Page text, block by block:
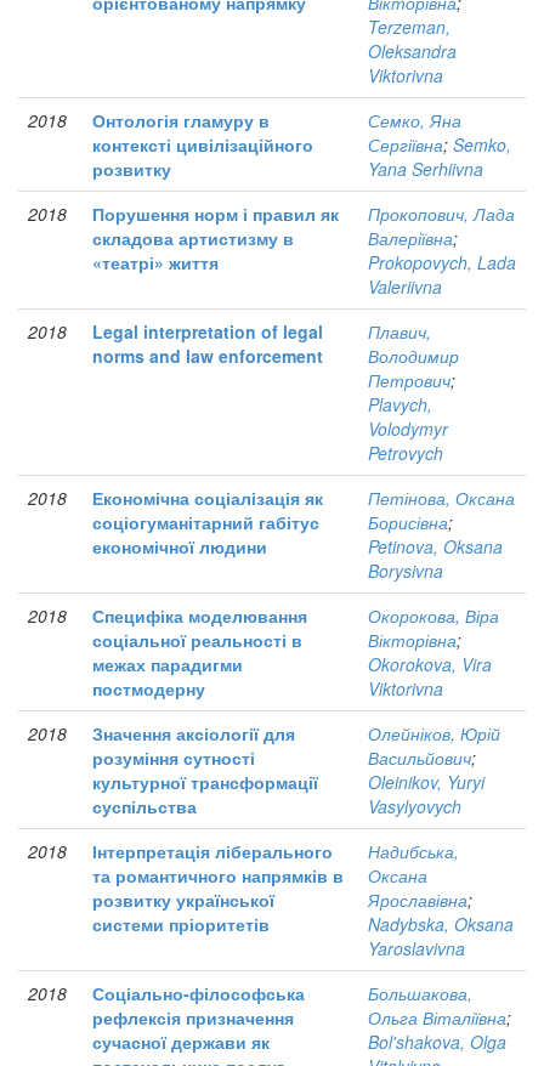
Terzeman,
Oleksandra
Viktorivna
2018
Онтологія гламуру в
контексті цивілізаційного
розвитку
Семко, Яна
Сергіївна; Semko,
Yana Serhiivna
2018
Порушення норм і правил як
складова артистизму в
«театрі» життя
Прокопович, Лада
Валеріївна;
Prokopovych, Lada
Valeriivna
2018
Legal interpretation of legal
norms and law enforcement
Плавич,
Володимир
Петрович;
Plavych,
Volodymyr
Petrovych
2018
Економічна соціалізація як
соціогуманітарний габітус
економічної людини
Петінова, Оксана
Борисівна;
Petinova, Oksana
Borysivna
2018
Специфіка моделювання
соціальної реальності в
межах парадигми
постмодерну
Окорокова, Віра
Вікторівна;
Okorokova, Vira
Viktorivna
2018
Значення аксіології для
розуміння сутності
культурної трансформації
суспільства
Олейніков, Юрій
Васильйович;
Oleinikov, Yuryi
Vasylyovych
2018
Інтерпретація ліберального
та романтичного напрямків в
розвитку української
системи пріоритетів
Надибська,
Оксана
Ярославівна;
Nadybska, Oksana
Yaroslavivna
2018
Соціально-філософська
рефлексія призначення
сучасної держави як
Большакова,
Ольга Віталіївна;
Bol'shakova, Olga